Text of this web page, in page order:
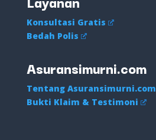
Konsultasi Gratis
Bedah Polis
Asuransimurni.com
Tentang Asuransimurni.com
Bukti Klaim & Testimoni